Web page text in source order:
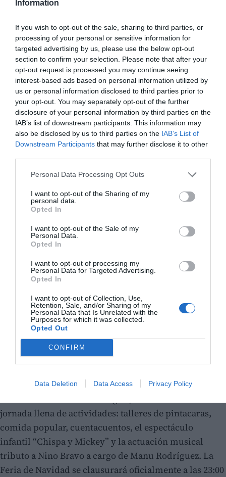
Information
If you wish to opt-out of the sale, sharing to third parties, or
processing of your personal or sensitive information for
targeted advertising by us, please use the below opt-out
section to confirm your selection. Please note that after your
opt-out request is processed you may continue seeing
interest-based ads based on personal information utilized by
us or personal information disclosed to third parties prior to
your opt-out. You may separately opt-out of the further
disclosure of your personal information by third parties on the
IAB’s list of downstream participants. This information may
also be disclosed by us to third parties on the IAB’s List of
Downstream Participants that may further disclose it to other
Personal Data Processing Opt Outs
I want to opt-out of the Sharing of my
personal data.
Opted In
I want to opt-out of the Sale of my
Personal Data.
Opted In
I want to opt-out of processing my
Personal Data for Targeted Advertising.
Opted In
I want to opt-out of Collection, Use,
Retention, Sale, and/or Sharing of my
Personal Data that Is Unrelated with the
Purposes for which it was collected.
Opted Out
CONFIRM
Data Deletion Data Access Privacy Policy
de cuentacuentos a las 17:00 horas. También habrá una
el espectáculo “Circo Piruleta”. La música en directo
llegará a las 20:00 horas con la actuación de “The
Walkman Band”, antes del cierre a las 23:00 horas.
jornada llena de actividades: talleres de pintacaras,
comida popular, cuentacuentos, el espectáculo
infantil “Chispa y Mickey” y la actuación musical
tributo a Nino Bravo a cargo de Manu Rodríguez. La
Feria de Navidad se clausurará oficialmente a las 23:00